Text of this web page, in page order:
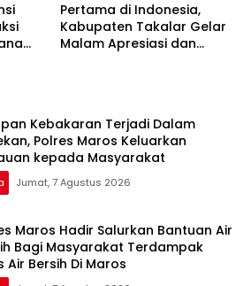
Pertama di Indonesia,
Kabupaten Takalar Gelar
Malam Apresiasi dan
Kebakaran Terjadi Dalam
Polres Maros Keluarkan
kepada Masyarakat
Jumat, 7 Agustus 2026
Maros Hadir Salurkan Bantuan Air
Bagi Masyarakat Terdampak
Air Bersih Di Maros